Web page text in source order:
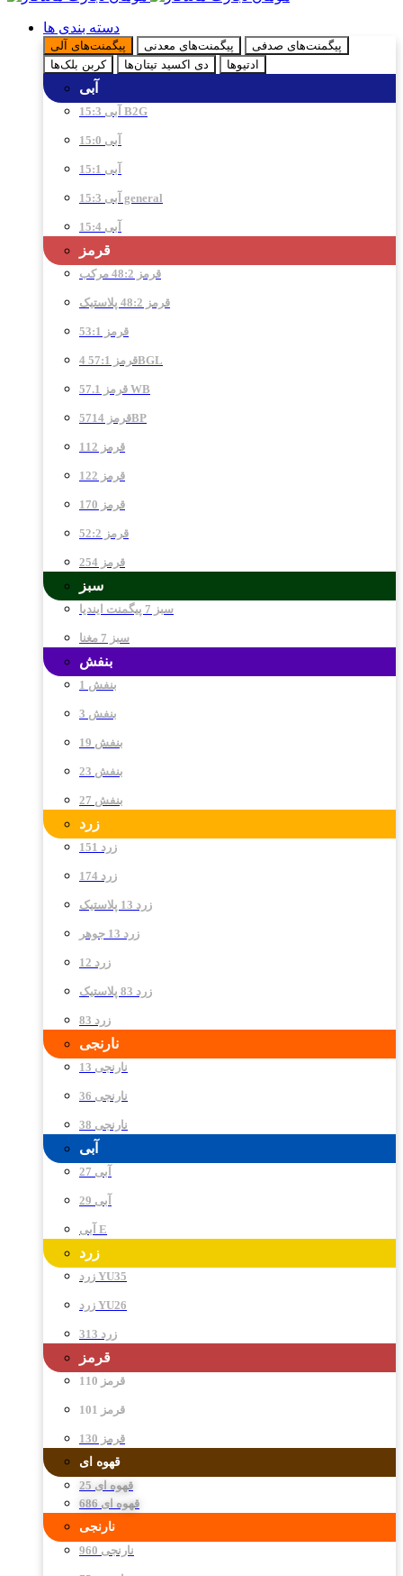
دسته بندی ها
پیگمنت‌های آلی پیگمنت‌های معدنی
پیگمنت‌های صدفی
کربن بلک‌ها
دی اکسید تیتان‌ها ادتیو‌ها
آبی
آبی 15:3 B2G
آبی 15:0
آبی 15:1
آبی 15:3 general
آبی 15:4
قرمز
قرمز 48:2 مرکب
قرمز 48:2 پلاستیک
قرمز 53:1
قرمز 57:1 4BGL
قرمز 57.1 WB
قرمز 5714BP
قرمز 112
قرمز 122
قرمز 170
قرمز 52:2
قرمز 254
سبز
سبز 7 پیگمنت ایندیا
سبز 7 مغنا
بنفش
بنفش 1
بنفش 3
بنفش 19
بنفش 23
بنفش 27
زرد
زرد 151
زرد 174
زرد 13 پلاستیک
زرد 13 جوهر
زرد 12
زرد 83 پلاستیک
زرد 83
نارنجی
نارنجی 13
نارنجی 36
نارنجی 38
آبی
آبی 27
آبی 29
آبی E
زرد
زرد YU35
زرد YU26
زرد 313
قرمز
قرمز 110
قرمز 101
قرمز 130
قهوه ای
قهوه ای 25
قهوه ای 686
نارنجی
نارنجی 960